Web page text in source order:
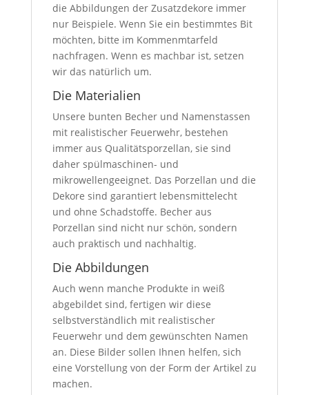
die Abbildungen der Zusatzdekore immer
nur Beispiele. Wenn Sie ein bestimmtes Bit
möchten, bitte im Kommenmtarfeld
nachfragen. Wenn es machbar ist, setzen
wir das natürlich um.
Die Materialien
Unsere bunten Becher und Namenstassen
mit realistischer Feuerwehr, bestehen
immer aus Qualitätsporzellan, sie sind
daher spülmaschinen- und
mikrowellengeeignet. Das Porzellan und die
Dekore sind garantiert lebensmittelecht
und ohne Schadstoffe. Becher aus
Porzellan sind nicht nur schön, sondern
auch praktisch und nachhaltig.
Die Abbildungen
Auch wenn manche Produkte in weiß
abgebildet sind, fertigen wir diese
selbstverständlich mit realistischer
Feuerwehr und dem gewünschten Namen
an. Diese Bilder sollen Ihnen helfen, sich
eine Vorstellung von der Form der Artikel zu
machen.